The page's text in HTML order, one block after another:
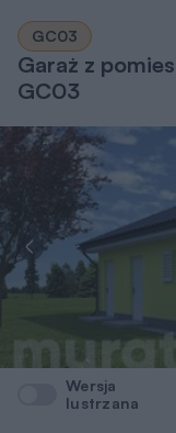
GC03
Garaż z
GC03
Wersja
lustrzana